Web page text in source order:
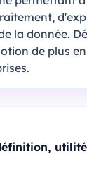
la donnée.
de plus